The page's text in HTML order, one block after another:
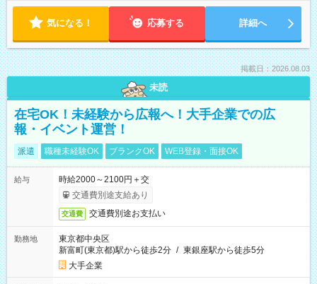
気になる！ 応募する 詳細へ
掲載日：2026.08.03
未読
在宅OK！未経験から広報へ！大手企業での広
報・イベント運営！
派遣 職種未経験OK ブランクOK WEB登録・面接OK
給与
時給2000～2100円＋交
交通費別途支給あり
交通費 交通費別途お支払い
勤務地
東京都中央区
新富町(東京都)駅から徒歩2分 / 東銀座駅から徒歩5分
大手企業